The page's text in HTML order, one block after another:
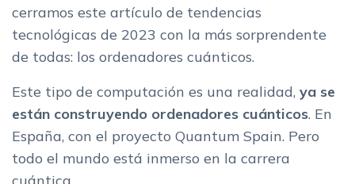
cerramos este artículo de tendencias
tecnológicas de 2023 con la más sorprendente
de todas: los ordenadores cuánticos.
Este tipo de computación es una realidad, ya se
están construyendo ordenadores cuánticos. En
España, con el proyecto Quantum Spain. Pero
todo el mundo está inmerso en la carrera